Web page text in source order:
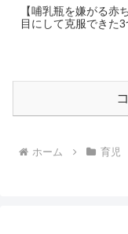
【哺乳瓶を嫌がる赤
目にして克服できた
ホーム 育児